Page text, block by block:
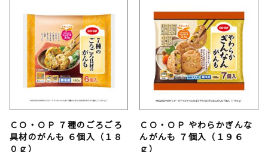
ＣＯ・ＯＰ ７種のごろごろ
具材のがんも ６個入（１８
０ｇ）
ＣＯ・ＯＰ やわらかぎんな
んがんも ７個入（１９６
ｇ）